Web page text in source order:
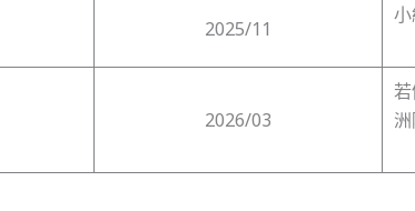
2025/11
2026/03